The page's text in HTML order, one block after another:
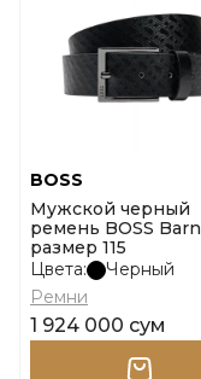
BOSS
Мужской черный
ремень BOSS Barn
размер 115
Цвета:
Черный
Ремни
1 924 000 сум